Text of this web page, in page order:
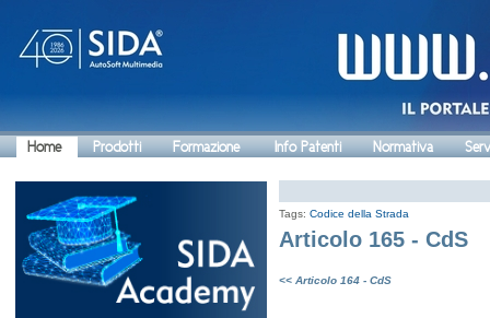
Home Prodotti Formazione Info Patenti Normativa
Tags: Codice della Strada
Articolo 165 - CdS
<< Articolo 164 - CdS